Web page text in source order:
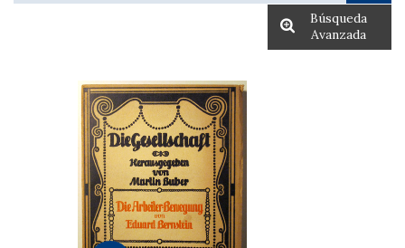
Búsqueda
Avanzada